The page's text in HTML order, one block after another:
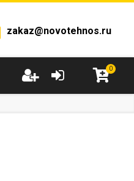
zakaz@novotehnos.ru
0